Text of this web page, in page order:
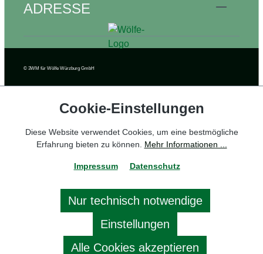
ADRESSE
© 3WM für Wölfe Würzburg GmbH
Cookie‑Einstellungen
Diese Website verwendet Cookies, um eine bestmögliche
Erfahrung bieten zu können. Mehr Informationen ...
Impressum Datenschutz
Nur technisch notwendige
Einstellungen
Alle Cookies akzeptieren